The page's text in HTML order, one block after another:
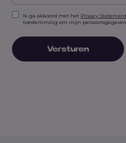
Ik ga akkoord met het Privacy Statement
toestemming om mijn
Versturen